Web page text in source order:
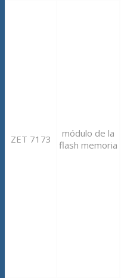
ZET 7173
módulo de la
flash memoria